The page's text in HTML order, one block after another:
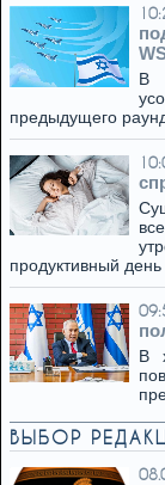
В
предыдущего
продуктивный день
В
ВЫБОР